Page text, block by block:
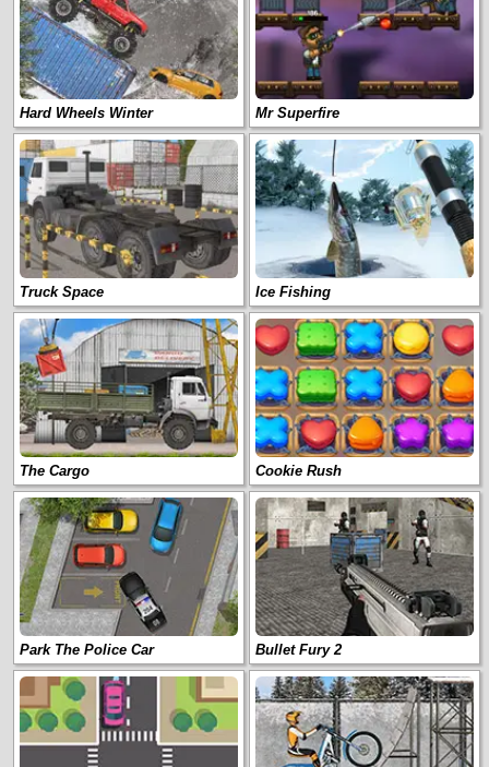
Hard Wheels Winter Mr Superfire
Truck Space Ice Fishing
The Cargo Cookie Rush
Park The Police Car Bullet Fury 2